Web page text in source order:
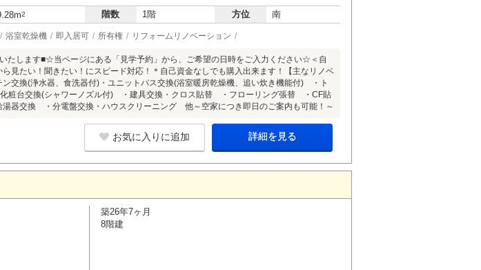
2 階数 1階 方位 南
浴室乾燥機 即入居可 所有権 リフォームリノベーション
たします■☆当ページにある「見学予約」から、ご希望の日時をご入力ください☆＜自
見たい！聞きたい！にスピード対応！＊自己資金なしでも購入出来ます！【主なリノベ
交換(浄水器、食洗器付)・ユニットバス交換(浴室暖房乾燥機、追い炊き機能付) ・ト
化粧台交換(シャワーノズル付) ・建具交換・クロス貼替 ・フローリング張替 ・CF貼
器交換 ・分電盤交換・ハウスクリーニング 他～空家につき即日のご案内も可能！～
お気に入りに追加 詳細を見る
築26年7ヶ月
8階建